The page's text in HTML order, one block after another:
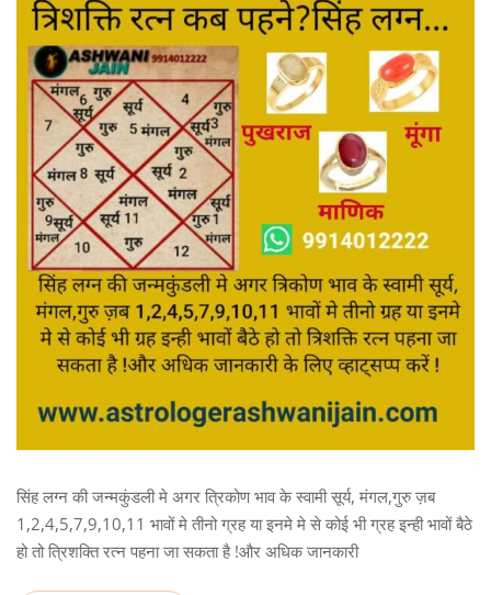
सिंह लग्न की जन्मकुंडली मे अगर त्रिकोण भाव के स्वामी सूर्य, मंगल,गुरु ज़ब
1,2,4,5,7,9,10,11 भावों मे तीनो ग्रह या इनमे मे से कोई भी ग्रह इन्ही भावों बैठे
हो तो त्रिशक्ति रत्न पहना जा सकता है !और अधिक जानकारी